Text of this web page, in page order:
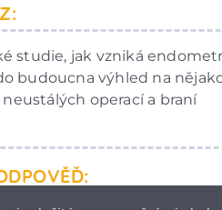
studie, jak vzniká
budoucna výhled na
operací a braní